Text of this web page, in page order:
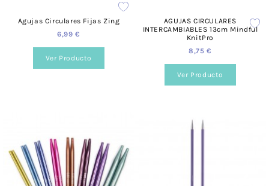
Agujas Circulares Fijas Zing
6,99 €
Ver Producto
AGUJAS CIRCULARES
INTERCAMBIABLES 13cm Mindful
KnitPro
8,75 €
Ver Producto